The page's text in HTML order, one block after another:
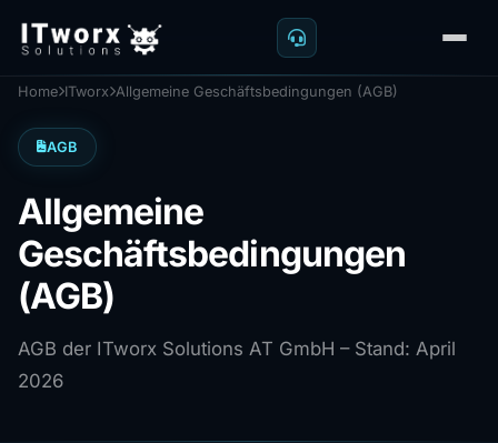
Home ITworx Allgemeine Geschäftsbedingungen (AGB)
AGB
Allgemeine
Geschäftsbedingungen
(AGB)
AGB der ITworx Solutions AT GmbH – Stand: April
2026